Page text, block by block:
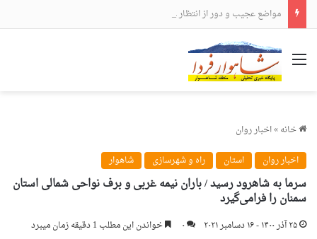
مواضع عجیب و دور از انتظار علی لاریجانی
منو
خانه»اخبار روان
اخبار روان
استان راه و شهرسازی شاهوار
سرما به شاهرود رسید / باران نیمه غربی و برف نواحی شمالی استان
سمنان را فرامی‌گیرد
۲۵ آذر ۱۴۰۰ - ۱۶ دسامبر ۲۰۲۱ ۰ خواندن این مطلب 1 دقیقه زمان میبرد